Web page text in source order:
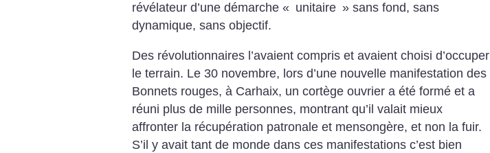
révélateur d’une démarche « unitaire » sans fond, sans
dynamique, sans objectif.
Des révolutionnaires l’avaient compris et avaient choisi d’occuper
le terrain. Le 30 novembre, lors d’une nouvelle manifestation des
Bonnets rouges, à Carhaix, un cortège ouvrier a été formé et a
réuni plus de mille personnes, montrant qu’il valait mieux
affronter la récupération patronale et mensongère, et non la fuir.
S’il y avait tant de monde dans ces manifestations c’est bien